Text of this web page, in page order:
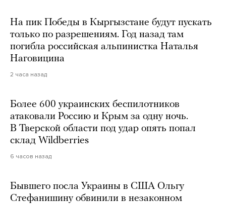
На пик Победы в Кыргызстане будут пускать
только по разрешениям. Год назад там
погибла российская альпинистка Наталья
Наговицина
2 часа назад
Более 600 украинских беспилотников
атаковали Россию и Крым за одну ночь.
В Тверской области под удар опять попал
склад Wildberries
6 часов назад
Бывшего посла Украины в США Ольгу
Стефанишину обвинили в незаконном